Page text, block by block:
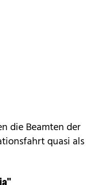
die Beamten der
quasi als